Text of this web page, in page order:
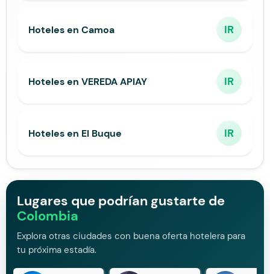
Hoteles en Camoa IR
Hoteles en VEREDA APIAY IR
Hoteles en El Buque IR
Lugares que podrían gustarte de
Colombia
Explora otras ciudades con buena oferta hotelera para
tu próxima estadía.